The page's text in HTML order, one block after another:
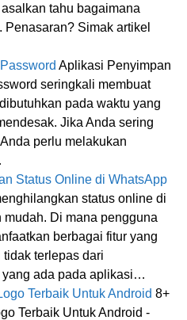
tahu bagaimana
Penasaran? Simak artikel
Aplikasi Penyimpan
seringkali membuat
pada waktu yang
Jika Anda sering
perlu melakukan
Status Online di WhatsApp
status online di
Di mana pengguna
berbagai fitur yang
terlepas dari
ada pada aplikasi…
Terbaik Untuk Android 8+
Terbaik Untuk Android -